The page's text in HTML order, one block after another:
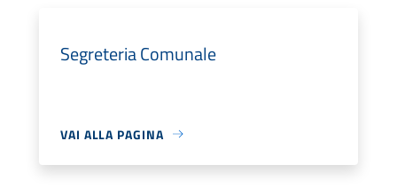
Segreteria Comunale
VAI ALLA PAGINA